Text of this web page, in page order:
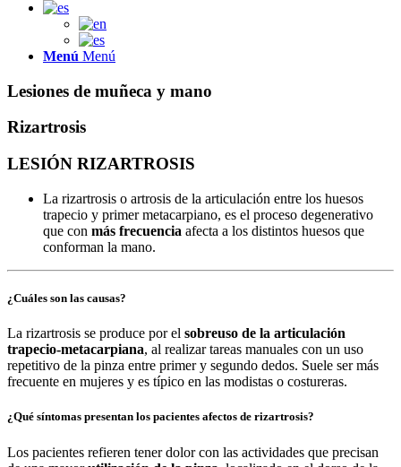
Menú Menú
Lesiones de muñeca y mano
Rizartrosis
LESIÓN RIZARTROSIS
La rizartrosis o artrosis de la articulación entre los huesos
trapecio y primer metacarpiano, es el proceso degenerativo
que con más frecuencia afecta a los distintos huesos que
conforman la mano.
¿Cuáles son las causas?
La rizartrosis se produce por el sobreuso de la articulación
trapecio-metacarpiana, al realizar tareas manuales con un uso
repetitivo de la pinza entre primer y segundo dedos. Suele ser más
frecuente en mujeres y es típico en las modistas o costureras.
¿Qué síntomas presentan los pacientes afectos de rizartrosis?
Los pacientes refieren tener dolor con las actividades que precisan